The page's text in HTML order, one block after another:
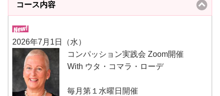
コース内容
to
2026年7月1日（水）
コンパッション実践会 Zoom開催
With ウタ・コマラ・ローデ
毎月第１水曜日開催